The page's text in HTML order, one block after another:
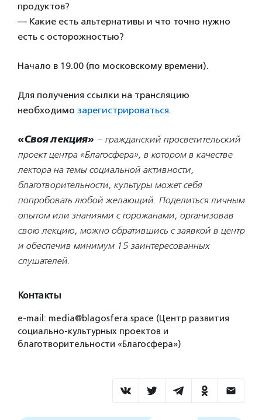
продуктов?
— Какие есть альтернативы и что точно нужно
есть с осторожностью?
Начало в 19.00 (по московскому времени).
Для получения ссылки на трансляцию
необходимо зарегистрироваться.
«Своя лекция» – гражданский просветительский
проект центра «Благосфера», в котором в качестве
лектора на темы социальной активности,
благотворительности, культуры может себя
попробовать любой желающий. Поделиться личным
опытом или знаниями с горожанами, организовав
свою лекцию, можно обратившись с заявкой в центр
и обеспечив минимум 15 заинтересованных
слушателей.
Контакты
e-mail: media@blagosfera.space (Центр развития
социально-культурных проектов и
благотворительности «Благосфера»)